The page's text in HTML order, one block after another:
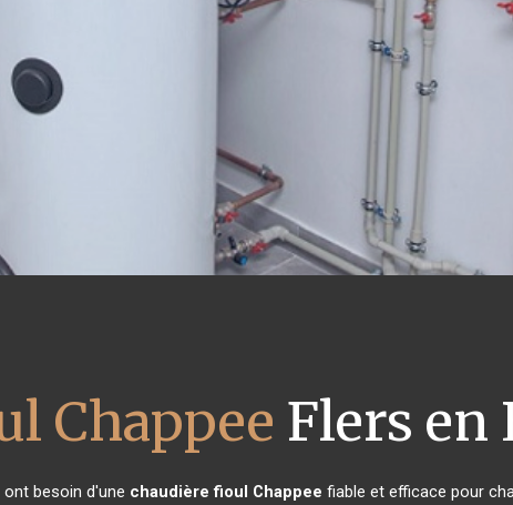
Chappee Flers en
besoin d'une chaudière fioul Chappee fiable et efficace pour